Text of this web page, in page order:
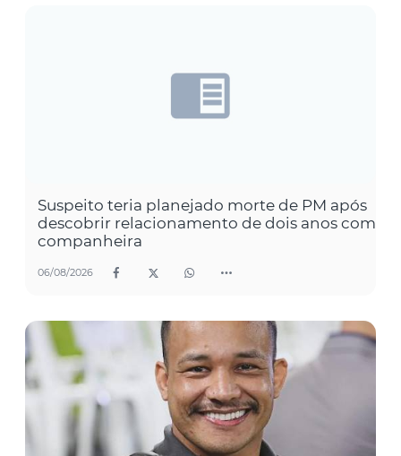
Suspeito teria planejado morte de PM após
descobrir relacionamento de dois anos com
companheira
06/08/2026